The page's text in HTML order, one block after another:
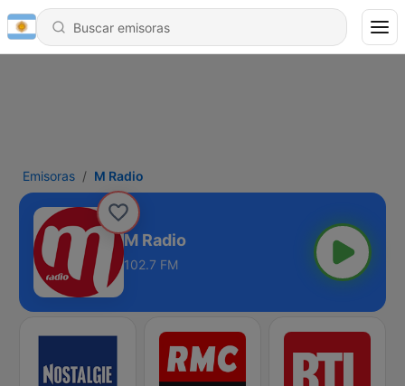
Emisoras M Radio
M Radio
102.7 FM